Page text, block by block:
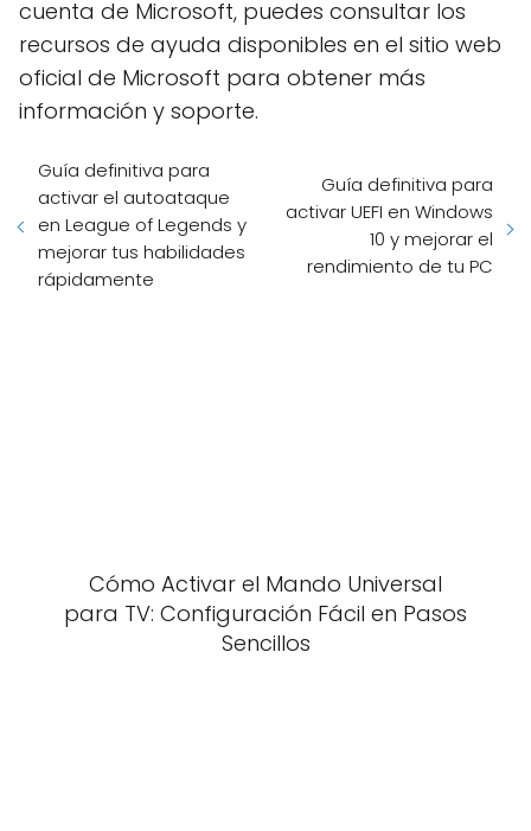
cuenta de Microsoft, puedes consultar los
recursos de ayuda disponibles en el sitio web
oficial de Microsoft para obtener más
información y soporte.
Guía definitiva para
activar el autoataque
en League of Legends y
mejorar tus habilidades
rápidamente
Guía definitiva para
activar UEFI en Windows
10 y mejorar el
rendimiento de tu PC
Cómo Activar el Mando Universal
para TV: Configuración Fácil en Pasos
Sencillos